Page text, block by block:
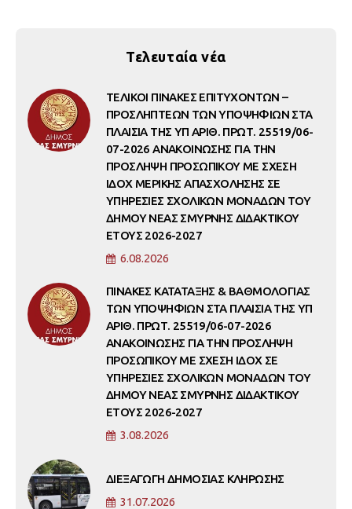
Τελευταία νέα
ΤΕΛΙΚΟΙ ΠΙΝΑΚΕΣ ΕΠΙΤΥΧΟΝΤΩΝ –
ΠΡΟΣΛΗΠΤΕΩΝ ΤΩΝ ΥΠΟΨΗΦΙΩΝ ΣΤΑ
ΠΛΑΙΣΙΑ ΤΗΣ ΥΠ ΑΡΙΘ. ΠΡΩΤ. 25519/06-
07-2026 ΑΝΑΚΟΙΝΩΣΗΣ ΓΙΑ ΤΗΝ
ΠΡΟΣΛΗΨΗ ΠΡΟΣΩΠΙΚΟΥ ΜΕ ΣΧΕΣΗ
ΙΔΟΧ ΜΕΡΙΚΗΣ ΑΠΑΣΧΟΛΗΣΗΣ ΣΕ
ΥΠΗΡΕΣΙΕΣ ΣΧΟΛΙΚΩΝ ΜΟΝΑΔΩΝ ΤΟΥ
ΔΗΜΟΥ ΝΕΑΣ ΣΜΥΡΝΗΣ ΔΙΔΑΚΤΙΚΟΥ
ΕΤΟΥΣ 2026-2027
6.08.2026
ΠΙΝΑΚΕΣ ΚΑΤΑΤΑΞΗΣ & ΒΑΘΜΟΛΟΓΙΑΣ
ΤΩΝ ΥΠΟΨΗΦΙΩΝ ΣΤΑ ΠΛΑΙΣΙΑ ΤΗΣ ΥΠ
ΑΡΙΘ. ΠΡΩΤ. 25519/06-07-2026
ΑΝΑΚΟΙΝΩΣΗΣ ΓΙΑ ΤΗΝ ΠΡΟΣΛΗΨΗ
ΠΡΟΣΩΠΙΚΟΥ ΜΕ ΣΧΕΣΗ ΙΔΟΧ ΣΕ
ΥΠΗΡΕΣΙΕΣ ΣΧΟΛΙΚΩΝ ΜΟΝΑΔΩΝ ΤΟΥ
ΔΗΜΟΥ ΝΕΑΣ ΣΜΥΡΝΗΣ ΔΙΔΑΚΤΙΚΟΥ
ΕΤΟΥΣ 2026-2027
3.08.2026
ΔΙΕΞΑΓΩΓΗ ΔΗΜΟΣΙΑΣ ΚΛΗΡΩΣΗΣ
31.07.2026